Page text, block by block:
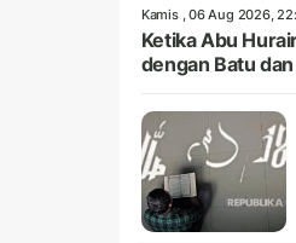
Kamis , 06 Aug 2026,
Ketika Abu
dengan Batu